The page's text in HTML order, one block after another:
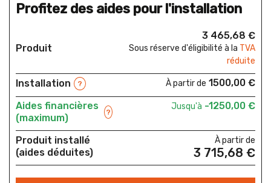
Profitez des aides pour l'installation
Produit
3 465,68 €
Sous réserve d'éligibilité à la TVA
réduite
Installation ? À partir de 1500,00 €
Aides financières
(maximum)
?
Jusqu'à -1250,00 €
Produit installé
(aides déduites)
À partir de
3 715,68 €